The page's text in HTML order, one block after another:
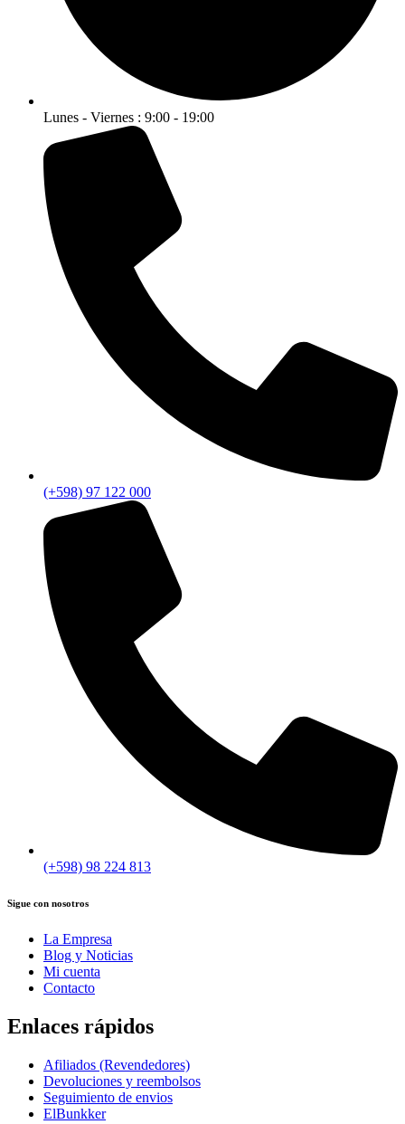
Lunes - Viernes : 9:00 - 19:00
(+598) 97 122 000
(+598) 98 224 813
Sigue con nosotros
La Empresa
Blog y Noticias
Mi cuenta
Contacto
Enlaces rápidos
Afiliados (Revendedores)
Devoluciones y reembolsos
Seguimiento de envios
ElBunkker